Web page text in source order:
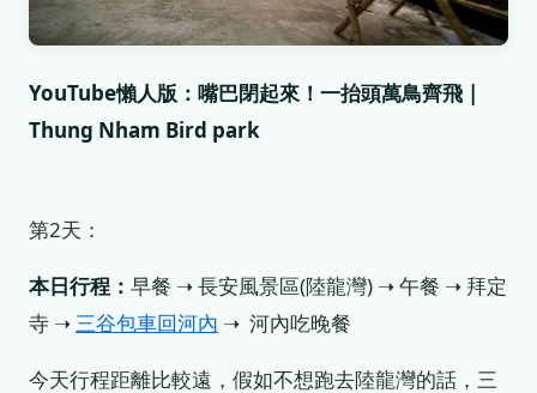
YouTube懶人版：嘴巴閉起來！一抬頭萬鳥齊飛 |
Thung Nham Bird park
第2天：
本日行程： 早餐 ➝ 長安風景區(陸龍灣) ➝ 午餐 ➝ 拜定
寺 ➝三谷包車回河內 ➝ 河內吃晚餐
今天行程距離比較遠，假如不想跑去陸龍灣的話，三